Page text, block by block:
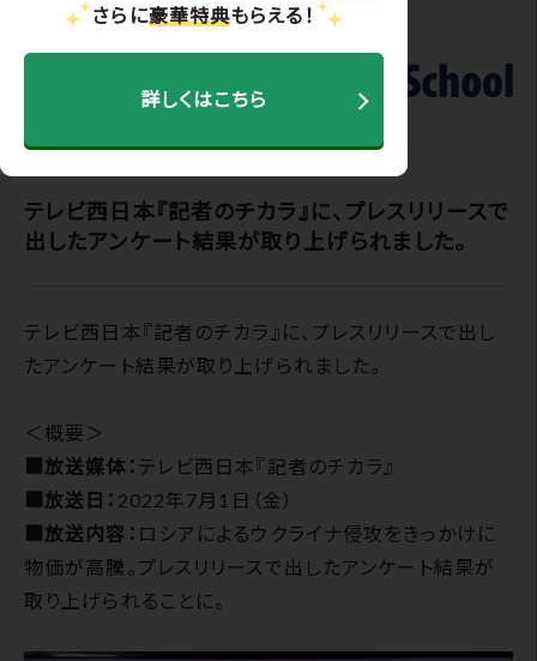
さらに豪華特典もらえる！
詳しくはこちら
テレビ西日本『記者のチカラ』に、プレスリリースで
出したアンケート結果が取り上げられました。
テレビ西日本『記者のチカラ』に、プレスリリースで出し
たアンケート結果が取り上げられました。
＜概要＞
■放送媒体： テレビ西日本『記者のチカラ』
■放送日： 2022年7月1日（金）
■放送内容： ロシアによるウクライナ侵攻をきっかけに
物価が高騰。プレスリリースで出したアンケート結果が
取り上げられることに。